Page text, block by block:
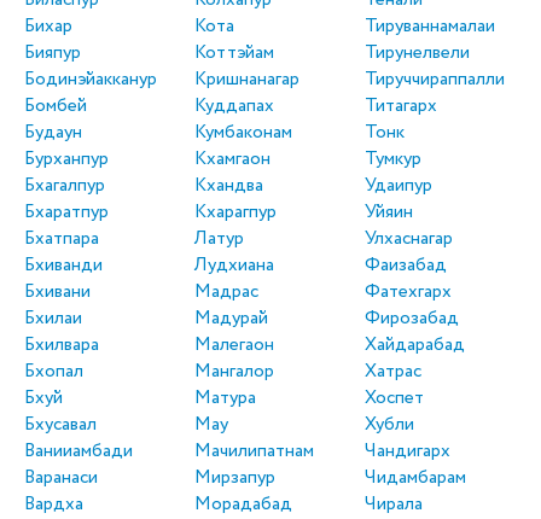
Бихар
Бияпур
Бодинэйакканур
Бомбей
Будаун
Бурханпур
Бхагалпур
Бхаратпур
Бхатпара
Бхиванди
Бхивани
Бхилаи
Бхилвара
Бхопал
Бхуй
Бхусавал
Ванииамбади
Варанаси
Вардха
Кота
Коттэйам
Кришнанагар
Куддапах
Кумбаконам
Кхамгаон
Кхандва
Кхарагпур
Латур
Лудхиана
Мадрас
Мадурай
Малегаон
Мангалор
Матура
Мау
Мачилипатнам
Мирзапур
Морадабад
Тируваннамалаи
Тирунелвели
Тируччираппалли
Титагарх
Тонк
Тумкур
Удаипур
Уйяин
Улхаснагар
Фаизабад
Фатехгарх
Фирозабад
Хайдарабад
Хатрас
Хоспет
Хубли
Чандигарх
Чидамбарам
Чирала